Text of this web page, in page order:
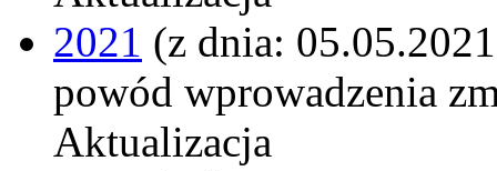
2021 (z dnia:
powód wprowadzenia
Aktualizacja